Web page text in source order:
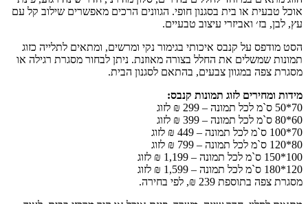
אוכל טבעית או בית בסגנון חופי. הגוונים הרכים מאפשרים שילוב קל עם
עץ, לבן, בז׳ ואביזרי עיצוב טבעיים.
הסט מודפס על קנבס איכותי בגימור נקי ומרשים, ומתאים לתלייה כזוג
תמונות שמשלים את החלל בצורה מאוזנת. ניתן לבחור מסגרת רגילה או
מסגרת צפה במגוון צבעים, בהתאם לסגנון הבית.
מידות ומחירים לזוג תמונות קנבס:
70*50 ס`מ לכל תמונה – 299 ₪ לזוג
60*80 ס`מ לכל תמונה – 399 ₪ לזוג
70*100 ס`מ לכל תמונה – 449 ₪ לזוג
80*120 ס`מ לכל תמונה – 799 ₪ לזוג
100*150 ס`מ לכל תמונה – 1,199 ₪ לזוג
120*180 ס`מ לכל תמונה – 1,599 ₪ לזוג
מסגרת צפה בתוספת 239 ₪, לפי בחירה.